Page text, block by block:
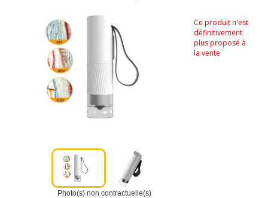
Photo(s) non contractuelle(s)
Ce produit n'est
définitivement
plus proposé à
la vente